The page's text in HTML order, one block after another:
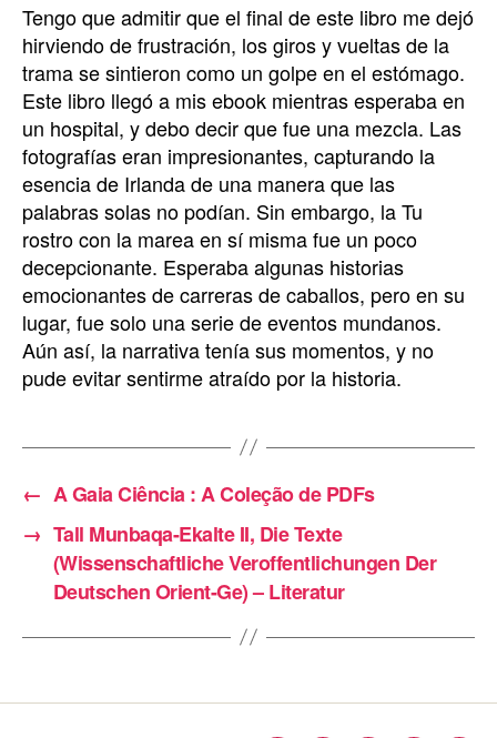
Tengo que admitir que el final de este libro me dejó
hirviendo de frustración, los giros y vueltas de la
trama se sintieron como un golpe en el estómago.
Este libro llegó a mis ebook mientras esperaba en
un hospital, y debo decir que fue una mezcla. Las
fotografías eran impresionantes, capturando la
esencia de Irlanda de una manera que las
palabras solas no podían. Sin embargo, la Tu
rostro con la marea en sí misma fue un poco
decepcionante. Esperaba algunas historias
emocionantes de carreras de caballos, pero en su
lugar, fue solo una serie de eventos mundanos.
Aún así, la narrativa tenía sus momentos, y no
pude evitar sentirme atraído por la historia.
← A Gaia Ciência : A Coleção de PDFs
→ Tall Munbaqa-Ekalte II, Die Texte
(Wissenschaftliche Veroffentlichungen Der
Deutschen Orient-Ge) – Literatur